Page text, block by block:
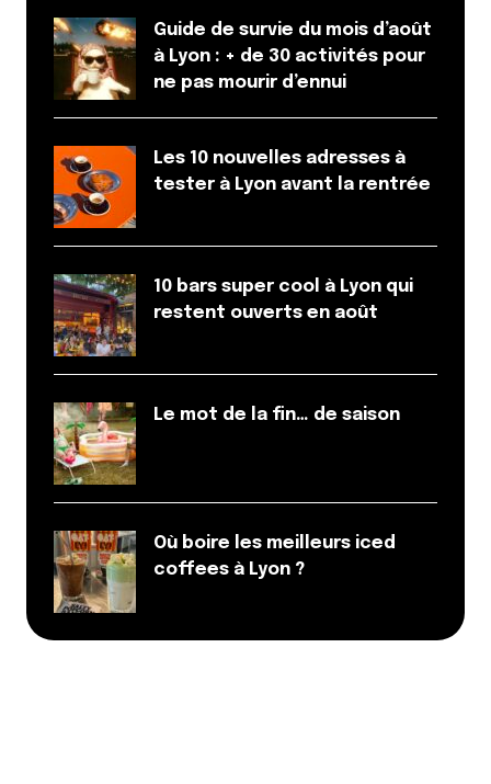
Guide de survie du mois d’août
à Lyon : + de 30 activités pour
ne pas mourir d’ennui
Les 10 nouvelles adresses à
tester à Lyon avant la rentrée
10 bars super cool à Lyon qui
restent ouverts en août
Le mot de la fin… de saison
Où boire les meilleurs iced
coffees à Lyon ?